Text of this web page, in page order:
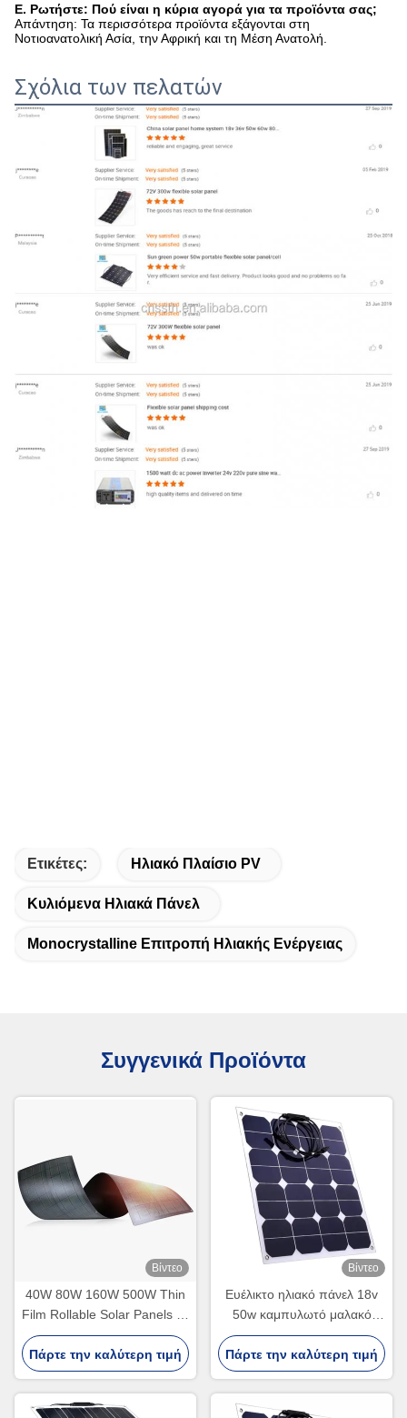
Ε. Ρωτήστε: Πού είναι η κύρια αγορά για τα προϊόντα σας;
Απάντηση: Τα περισσότερα προϊόντα εξάγονται στη
Νοτιοανατολική Ασία, την Αφρική και τη Μέση Ανατολή.
Σχόλια των πελατών
Ετικέτες: Ηλιακό Πλαίσιο PV
Κυλιόμενα Ηλιακά Πάνελ
Monocrystalline Επιτροπή Ηλιακής Ενέργειας
Συγγενικά Προϊόντα
Βίντεο
40W 80W 160W 500W Thin
Film Rollable Solar Panels με
καινοτόμο δομή διασύνδεσης
ηλιακών κυψελών
Πάρτε την καλύτερη τιμή
Βίντεο
Ευέλικτο ηλιακό πάνελ 18v
50w καμπυλωτό μαλακό
λεπτό φιλμ Ηλιακό πάνελ
C60 κύτταρο
Πάρτε την καλύτερη τιμή